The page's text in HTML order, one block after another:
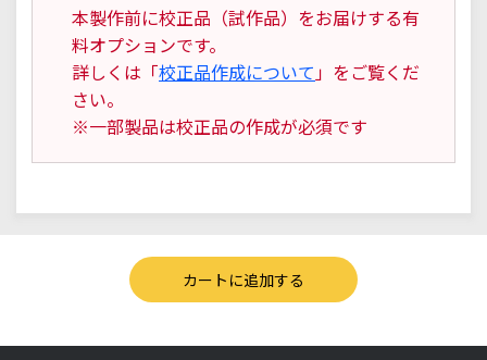
本製作前に校正品（試作品）をお届けする有
料オプションです。
詳しくは「校正品作成について」をご覧くだ
さい。
※一部製品は校正品の作成が必須です